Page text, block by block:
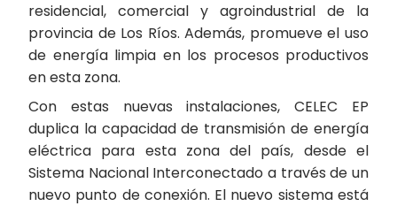
residencial, comercial y agroindustrial de la
provincia de Los Ríos. Además, promueve el uso
de energía limpia en los procesos productivos
en esta zona.
Con estas nuevas instalaciones, CELEC EP
duplica la capacidad de transmisión de energía
eléctrica para esta zona del país, desde el
Sistema Nacional Interconectado a través de un
nuevo punto de conexión. El nuevo sistema está